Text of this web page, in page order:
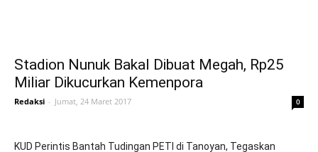
Stadion Nunuk Bakal Dibuat Megah, Rp25
Miliar Dikucurkan Kemenpora
Redaksi - Jumat, 24 Maret 2017 0
KUD Perintis Bantah Tudingan PETI di Tanoyan, Tegaskan